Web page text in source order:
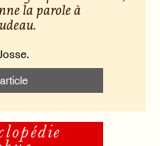
la parole à